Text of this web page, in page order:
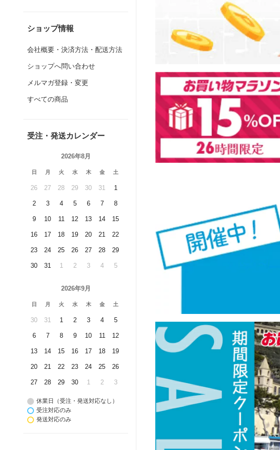
ショップ情報
会社概要・決済方法・配送方法
ショップへ問い合わせ
メルマガ登録・変更
すべての商品
受注・発送カレンダー
2026年8月
日 月 火 水 木 金 土
26 27 28 29 30 31 1
2 3 4 5 6 7 8
9 10 11 12 13 14 15
16 17 18 19 20 21 22
23 24 25 26 27 28 29
30 31 1 2 3 4 5
2026年9月
日 月 火 水 木 金 土
30 31 1 2 3 4 5
6 7 8 9 10 11 12
13 14 15 16 17 18 19
20 21 22 23 24 25 26
27 28 29 30 1 2 3
休業日（受注・発送対応なし）
受注対応のみ
発送対応のみ